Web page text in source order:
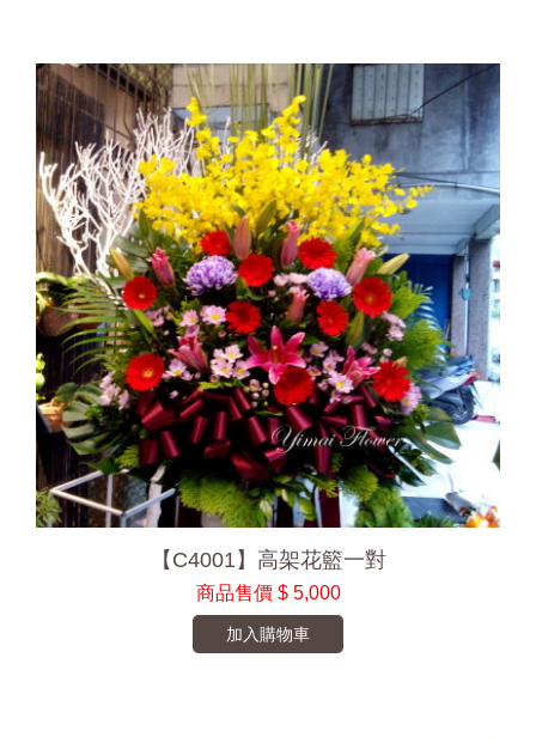
【C4001】高架花籃一對
商品售價 $ 5,000
加入購物車